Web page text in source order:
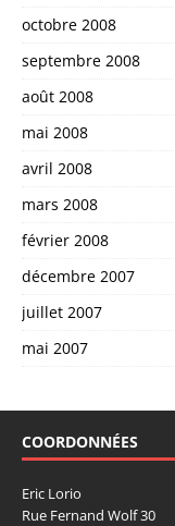
octobre 2008
septembre 2008
août 2008
mai 2008
avril 2008
mars 2008
février 2008
décembre 2007
juillet 2007
mai 2007
COORDONNÉES
Eric Lorio
Rue Fernand Wolf 30